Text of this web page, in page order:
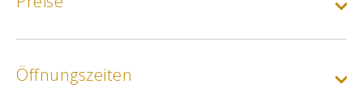
Öffnungszeiten